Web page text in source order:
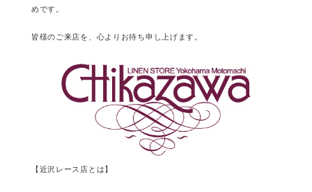
めです。
皆様のご来店を、心よりお待ち申し上げます。
【近沢レース店とは】